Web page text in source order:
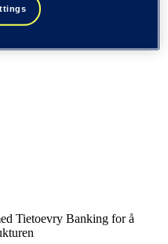
Tietoevry Banking for å